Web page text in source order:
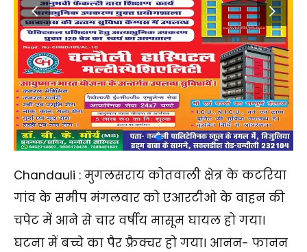
Chandauli : मुगलसराय कोतवाली क्षेत्र के कटरिया
गांव के समीप मंगलवार को एआरटीओ के वाहन की
चपेट में आने से चार वर्षीय मासूम घायल हो गया।
घटना में बच्चे का पैर फ़्रैक्चर हो गया। आनन- फानन